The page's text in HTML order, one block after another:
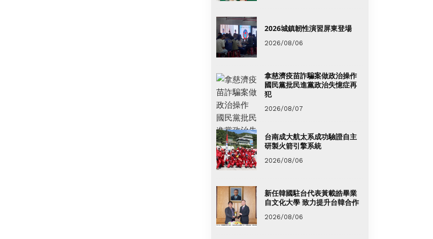
2026城鎮韌性演習屏東登場
2026/08/06
拿慈濟疫苗詐騙案做政治操作
國民黨批民進黨政治失憶症再
犯
2026/08/07
台南成大航太系成功驗證自主
研製火箭引擎系統
2026/08/06
新任韓國駐台代表黃載皓畢業
自文化大學 致力提升台韓合作
2026/08/06